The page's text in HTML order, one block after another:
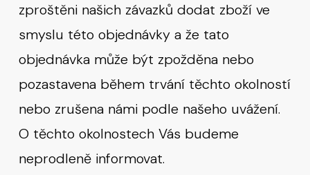
zproštěni našich závazků dodat zboží ve
smyslu této objednávky a že tato
objednávka může být zpožděna nebo
pozastavena během trvání těchto okolností
nebo zrušena námi podle našeho uvážení.
O těchto okolnostech Vás budeme
neprodleně informovat.